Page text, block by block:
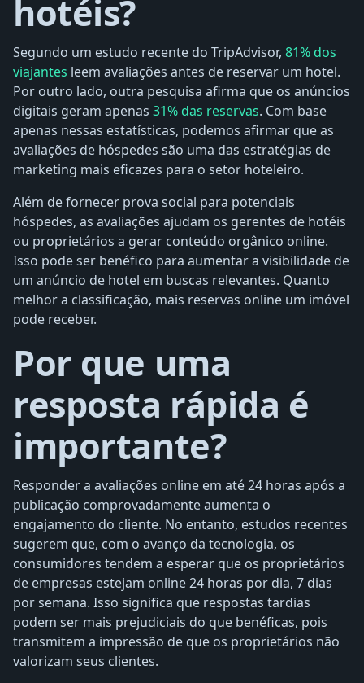
hotéis?
Segundo um estudo recente do TripAdvisor, 81% dos
viajantes leem avaliações antes de reservar um hotel.
Por outro lado, outra pesquisa afirma que os anúncios
digitais geram apenas 31% das reservas. Com base
apenas nessas estatísticas, podemos afirmar que as
avaliações de hóspedes são uma das estratégias de
marketing mais eficazes para o setor hoteleiro.
Além de fornecer prova social para potenciais
hóspedes, as avaliações ajudam os gerentes de hotéis
ou proprietários a gerar conteúdo orgânico online.
Isso pode ser benéfico para aumentar a visibilidade de
um anúncio de hotel em buscas relevantes. Quanto
melhor a classificação, mais reservas online um imóvel
pode receber.
Por que uma
resposta rápida é
importante?
Responder a avaliações online em até 24 horas após a
publicação comprovadamente aumenta o
engajamento do cliente. No entanto, estudos recentes
sugerem que, com o avanço da tecnologia, os
consumidores tendem a esperar que os proprietários
de empresas estejam online 24 horas por dia, 7 dias
por semana. Isso significa que respostas tardias
podem ser mais prejudiciais do que benéficas, pois
transmitem a impressão de que os proprietários não
valorizam seus clientes.